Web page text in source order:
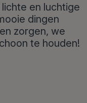
en luchtige
dingen
zorgen, we
te houden!